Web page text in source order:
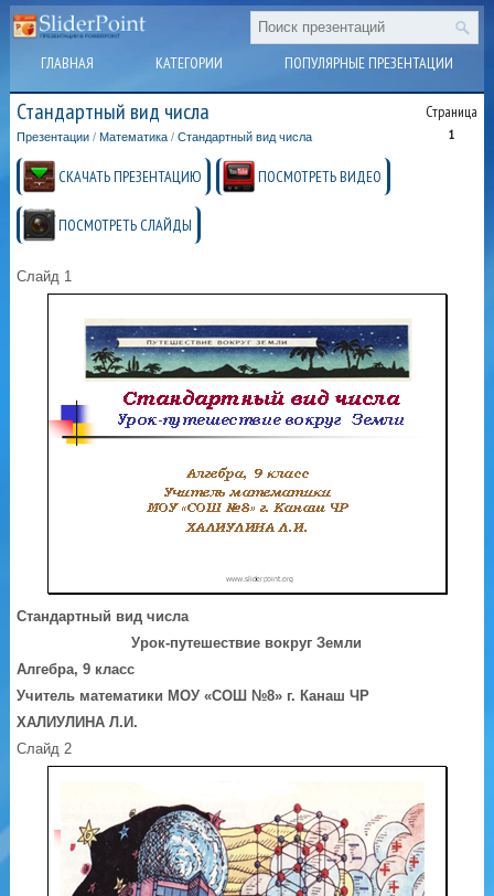
ГЛАВНАЯ КАТЕГОРИИ ПОПУЛЯРНЫЕ ПРЕЗЕНТАЦИИ
Стандартный вид числа Страница
1
Презентации / Математика /Стандартный вид числа
СКАЧАТЬ ПРЕЗЕНТАЦИЮ ПОСМОТРЕТЬ ВИДЕО
ПОСМОТРЕТЬ СЛАЙДЫ
Слайд 1
Стандартный вид числа
Урок-путешествие вокруг Земли
Алгебра, 9 класс
Учитель математики МОУ «СОШ №8» г. Канаш ЧР
ХАЛИУЛИНА Л.И.
Слайд 2